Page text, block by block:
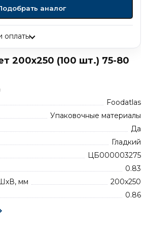
200х250 (100 шт.) 75-80
Foodatlas
Упаковочные материалы
Да
Гладкий
ЦБ000003275
0.83
мм
200х250
0.86
аналог
оплаты